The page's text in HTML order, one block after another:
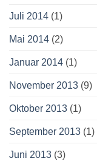
Juli 2014 (1)
Mai 2014 (2)
Januar 2014 (1)
November 2013 (9)
Oktober 2013 (1)
September 2013 (1)
Juni 2013 (3)